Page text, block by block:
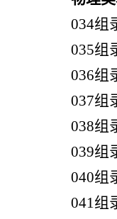
034组
035组
036组
037组
038组
039组
040组
041组